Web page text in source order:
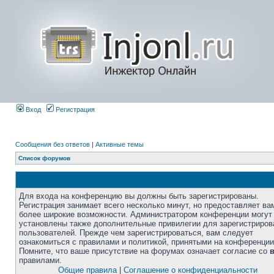
Вход Регистрация
Сообщения без ответов | Активные темы
Список форумов
Для входа на конференцию вы должны быть зарегистрированы.
Регистрация занимает всего несколько минут, но предоставляет
более широкие возможности. Администратором конференции
установлены также дополнительные привилегии для
пользователей. Прежде чем зарегистрироваться, вам следует
ознакомиться с правилами и политикой, принятыми на
Помните, что ваше присутствие на форумах означает согласие со
правилами.
Общие правила| Соглашение о конфиденциальности